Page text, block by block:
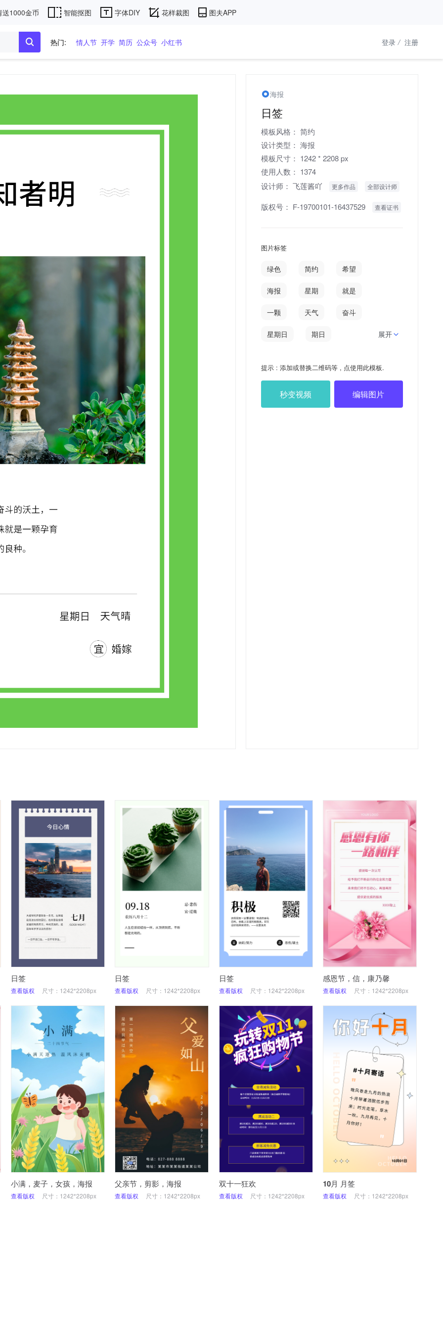
送1000金币 智能抠图 字体DIY 花样裁图 图夫APP
热门: 情人节 开学 简历 公众号 小红书 登录 / 注册
海报
日签
模板风格： 简约
设计类型： 海报
模板尺寸： 1242 * 2208 px
使用人数： 1374
设计师： 飞莲酱吖 更多作品 全部设计师
版权号： F-19700101-16437529 查看证书
图片标签
绿色 简约 希望
海报 星期 就是
一颗 天气 奋斗
星期日 期日
一滴 孕育 知者
展开
提示 : 添加或替换二维码等 , 点使用此模板.
秒变视频 编辑图片
日签
查看版权 尺寸：1242*2208px
日签
查看版权 尺寸：1242*2208px
日签
查看版权 尺寸：1242*2208px
感恩节，信，康乃馨
查看版权 尺寸：1242*2208px
小满，麦子，女孩，海报
查看版权 尺寸：1242*2208px
父亲节，剪影，海报
查看版权 尺寸：1242*2208px
双十一狂欢
查看版权 尺寸：1242*2208px
10月 月签
查看版权 尺寸：1242*2208px